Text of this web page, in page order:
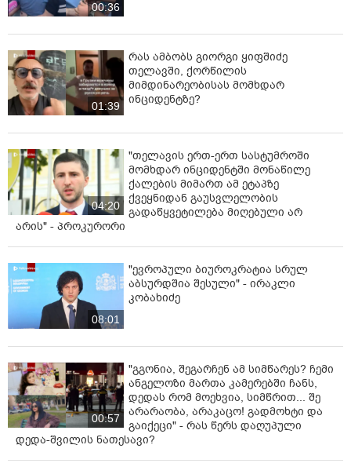
00:36
01:39
რას ამბობს გიორგი ყიფშიძე
თელავში, ქორწილის
მიმდინარეობისას მომხდარ
ინციდენტზე?
04:20
"თელავის ერთ-ერთ სასტუმროში
მომხდარ ინციდენტში მონაწილე
ქალების მიმართ ამ ეტაპზე
ქვეყნიდან გაუსვლელობის
გადაწყვეტილება მიღებული არ
არის" - პროკურორი
08:01
"ევროპული ბიუროკრატია სრულ
აბსურდშია შესული" - ირაკლი
კობახიძე
00:57
"გგონია, შეგარჩენ ამ სიმწარეს? ჩემი
ანგელოზი მართა კამერებში ჩანს,
დედას რომ მოეხვია, სიმწრით... შე
არარაობა, არაკაცო! გადმოხტი და
გაიქეცი" - რას წერს დაღუპული
დედა-შვილის ნათესავი?